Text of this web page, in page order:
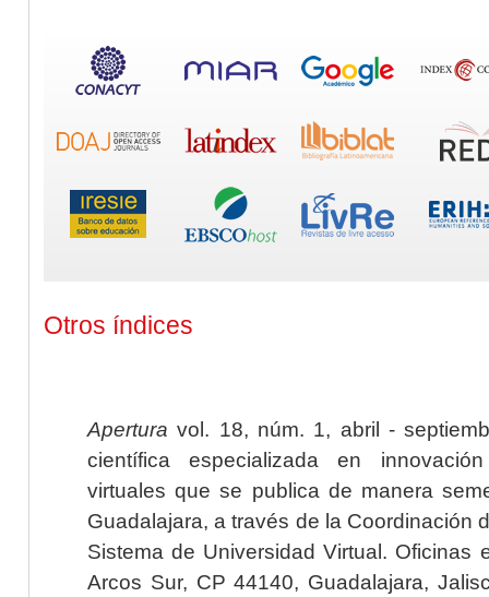
Otros índices
Apertura vol. 18, núm. 1, abril -
científica especializada en
virtuales que se publica de manera
Guadalajara, a través de la Coordinación
Sistema de Universidad Virtual. Oficinas
Arcos Sur, CP 44140, Guadalajara,